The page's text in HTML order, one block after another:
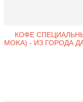
КОФЕ
MOKA) - ИЗ ГОРОДА